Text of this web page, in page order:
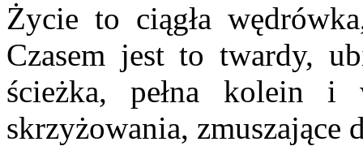
Życie to ciągła
Czasem jest to twardy,
ścieżka, pełna kolein
skrzyżowania, zmuszające